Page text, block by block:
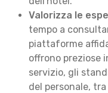
Valorizza le
tempo a
piattaforme
offrono preziose
servizio, gli
del personale,